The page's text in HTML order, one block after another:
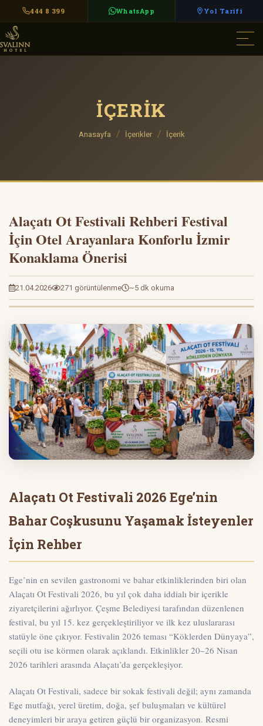
444 8 399 WhatsApp Yol Tarifi
İÇERIK
Anasayfa İçerikler İçerik
Alaçatı Ot Festivali Rehberi Festival
İçin Otel Arayanlara Konforlu İzmir
Konaklama Önerisi
21.04.2026 271 görüntülenme ~5 dk okuma
Alaçatı Ot Festivali 2026 Ege’nin
Bahar Coşkusunu Yaşamak İsteyenler
İçin Rehber
Ege’nin en sevilen gastronomi ve bahar etkinliklerinden biri olan
Alaçatı Ot Festivali 2026, bu yıl çok daha iddialı bir içerikle
ziyaretçilerini ağırlıyor. Çeşme Belediyesi tarafından düzenlenen
festival, bu yıl 15. kez gerçekleştiriliyor ve ilk kez uluslararası
statüyle öne çıkıyor. Festivalin 2026 teması “Köklerden Dünyaya”,
seçili otu ise körmen olarak açıklandı. Etkinlikler 20–26 Nisan
2026 tarihleri arasında Alaçatı’da gerçekleşiyor.
Alaçatı Ot Festivali, sadece bir sokak festivali değil; aynı zamanda
Ege mutfağı, yerel üretim, doğa, şef buluşmaları ve kültürel
deneyimleri bir araya getiren güçlü bir organizasyon. Resmi